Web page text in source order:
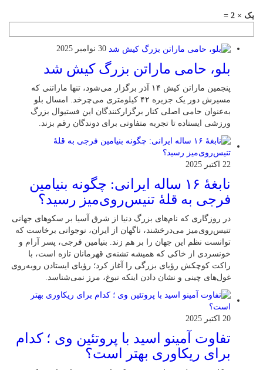
یک × 2 =
30 نوامبر 2025
بلو، حامی ماراتن بزرگ کیش شد
پنجمین ماراتن کیش ۱۴ آذر برگزار می‌شود، تنها ماراتنی که
مسیرش دور یک جزیره ۴۲ کیلومتری می‌چرخد. امسال بلو
به‌عنوان حامی اصلی کنار برگزارکنندگان این فستیوال بزرگ
ورزشی ایستاده تا تجربه متفاوتی برای دوندگان رقم بزند.
22 اکتبر 2025
نابغهٔ ۱۶ ساله ایرانی: چگونه بنیامین
فرجی به قلهٔ تنیس‌روی‌میز رسید؟
در روزگاری که نام‌های بزرگ دنیا از شرق آسیا بر سکوهای جهانی
تنیس‌روی‌میز می‌درخشند، ناگهان از ایران، نوجوانی برخاست که
توانست نظم این جهان را بر هم زند. بنیامین فرجی، پسر آرام و
خونسردی از خاکی که همیشه تشنه‌ی قهرمانان تازه است، با
راکت کوچکش رؤیای بزرگی را آغاز کرد؛ رؤیای ایستادن روبه‌روی
غول‌های چینی و نشان دادن اینکه نبوغ، مرز نمی‌شناسد.
20 اکتبر 2025
تفاوت آمینو اسید با پروتئین وی ؛ کدام
برای ریکاوری بهتر است؟